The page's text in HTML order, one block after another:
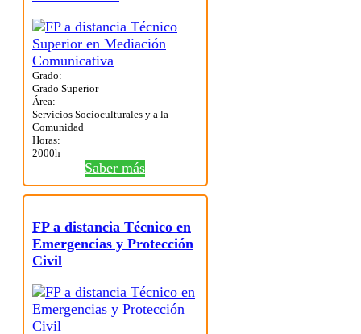
Grado:
Grado Superior
Área:
Servicios Socioculturales y a la
Comunidad
Horas:
2000h
Saber más
FP a distancia Técnico en
Emergencias y Protección
Civil